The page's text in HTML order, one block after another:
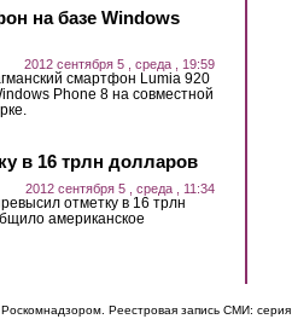
на базе Windows
2012 сентября 5 , среда , 19:59
смартфон Lumia 920
Phone 8 на совместной
в 16 трлн долларов
2012 сентября 5 , среда , 11:34
отметку в 16 трлн
американское
Реестровая запись СМИ: серия